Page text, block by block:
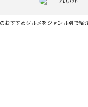
おすすめグルメをジャンル別で紹